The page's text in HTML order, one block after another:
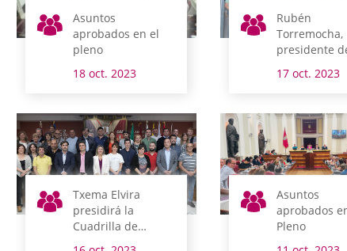
Asuntos
aprobados en el
pleno
18 oct. 2023
Rubén
Torremocha,
presidente
17 oct. 2023
Txema Elvira
presidirá la
Cuadrilla de
Asuntos
aprobados
Pleno